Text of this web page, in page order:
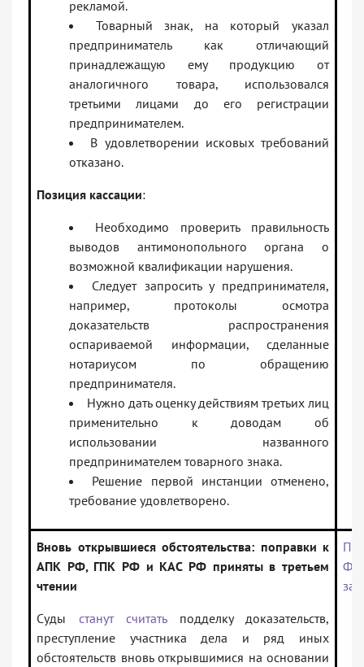
рекламой.
Товарный знак, на который указал
предприниматель как отличающий
принадлежащую ему продукцию от
аналогичного товара, использовался
третьими лицами до его регистрации
предпринимателем.
В удовлетворении исковых требований
отказано.
Позиция кассации:
Необходимо проверить правильность
выводов антимонопольного органа о
возможной квалификации нарушения.
Следует запросить у предпринимателя,
например, протоколы осмотра
доказательств распространения
оспариваемой информации, сделанные
нотариусом по обращению
предпринимателя.
Нужно дать оценку действиям третьих лиц
применительно к доводам об
использовании названного
предпринимателем товарного знака.
Решение первой инстанции отменено,
требование удовлетворено.
Вновь открывшиеся обстоятельства: поправки к
АПК РФ, ГПК РФ и КАС РФ приняты в третьем
чтении
Суды станут считатьподделку доказательств,
преступление участника дела и ряд иных
обстоятельств вновь открывшимися на основании